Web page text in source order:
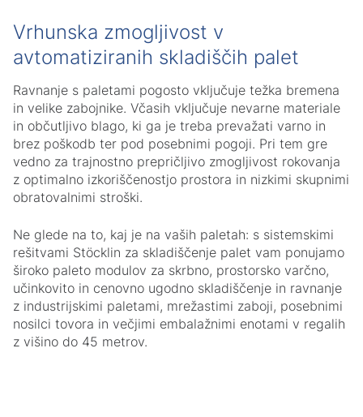
Vrhunska zmogljivost v
avtomatiziranih skladiščih palet
Ravnanje s paletami pogosto vključuje težka bremena
in velike zabojnike. Včasih vključuje nevarne materiale
in občutljivo blago, ki ga je treba prevažati varno in
brez poškodb ter pod posebnimi pogoji. Pri tem gre
vedno za trajnostno prepričljivo zmogljivost rokovanja
z optimalno izkoriščenostjo prostora in nizkimi skupnimi
obratovalnimi stroški.
Ne glede na to, kaj je na vaših paletah: s sistemskimi
rešitvami Stöcklin za skladiščenje palet vam ponujamo
široko paleto modulov za skrbno, prostorsko varčno,
učinkovito in cenovno ugodno skladiščenje in ravnanje
z industrijskimi paletami, mrežastimi zaboji, posebnimi
nosilci tovora in večjimi embalažnimi enotami v regalih
z višino do 45 metrov.